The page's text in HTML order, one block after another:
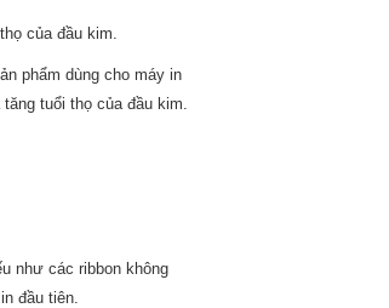
của đầu kim.
phẩm dùng cho máy in
tuổi thọ của đầu kim.
như các ribbon không
đầu tiên.